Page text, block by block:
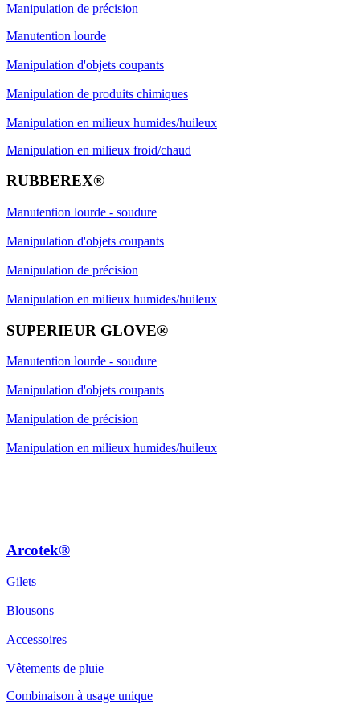
Manipulation de précision
Manutention lourde
Manipulation d'objets coupants
Manipulation de produits chimiques
Manipulation en milieux humides/huileux
Manipulation en milieux froid/chaud
RUBBEREX®
Manutention lourde - soudure
Manipulation d'objets coupants
Manipulation de précision
Manipulation en milieux humides/huileux
SUPERIEUR GLOVE®
Manutention lourde - soudure
Manipulation d'objets coupants
Manipulation de précision
Manipulation en milieux humides/huileux
Arcotek®
Gilets
Blousons
Accessoires
Vêtements de pluie
Combinaison à usage unique